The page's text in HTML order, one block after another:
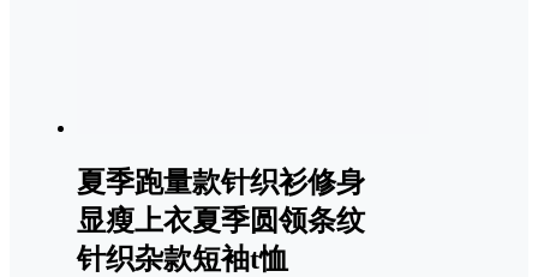
夏季跑量款针织衫修身
显瘦上衣夏季圆领条纹
针织杂款短袖t恤